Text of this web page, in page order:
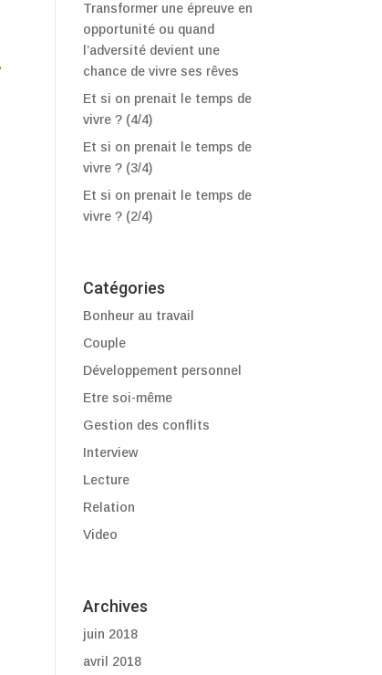
Transformer une épreuve en
opportunité ou quand
l’adversité devient une
chance de vivre ses rêves
Et si on prenait le temps de
vivre ? (4/4)
Et si on prenait le temps de
vivre ? (3/4)
Et si on prenait le temps de
vivre ? (2/4)
Catégories
Bonheur au travail
Couple
Développement personnel
Etre soi-même
Gestion des conflits
Interview
Lecture
Relation
Video
Archives
juin 2018
avril 2018